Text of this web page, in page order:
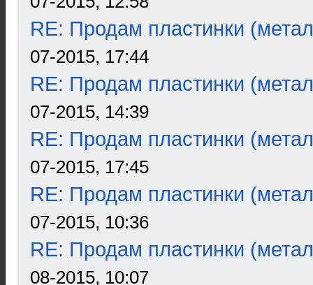
RE: Продам пластинки
07-2015, 17:44
RE: Продам пластинки
07-2015, 14:39
RE: Продам пластинки
07-2015, 17:45
RE: Продам пластинки
07-2015, 10:36
RE: Продам пластинки
08-2015, 10:07